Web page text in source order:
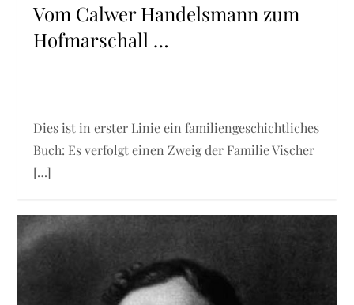
Vom Calwer Handelsmann zum
Hofmarschall …
Dies ist in erster Linie ein familiengeschichtliches
Buch: Es verfolgt einen Zweig der Familie Vischer
[…]